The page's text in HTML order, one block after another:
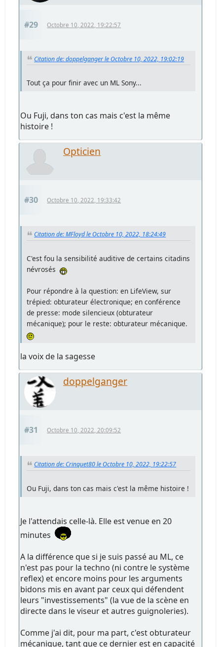
#29 Octobre 10, 2022, 19:22:57
Citation de: doppelganger le Octobre 10, 2022, 19:02:19
Tout ça pour finir avec un ML Sony...
Ou Fuji, dans ton cas mais c'est la même
histoire !
Opticien
#30 Octobre 10, 2022, 19:33:42
Citation de: MFloyd le Octobre 10, 2022, 18:24:49
C'est fou la sensibilité auditive de certains citadins
névrosés
Pour répondre à la question: en LifeView, sur
trépied: obturateur électronique; en conférence
de presse: mode silencieux (obturateur
mécanique); pour le reste: obturateur mécanique.
la voix de la sagesse
doppelganger
#31 Octobre 10, 2022, 20:09:52
Citation de: Crinquet80 le Octobre 10, 2022, 19:22:57
Ou Fuji, dans ton cas mais c'est la même histoire !
Je l'attendais celle-là. Elle est venue en 20
minutes
A la différence que si je suis passé au ML, ce
n'est pas pour la techno (ni contre le système
reflex) et encore moins pour les arguments
bidons mis en avant par ceux qui défendent
leurs "investissements" (la vue de la scène en
directe dans le viseur et autres guignoleries).
Comme j'ai dit, pour ma part, c'est obturateur
mécanique, tant que ce dernier est en capacité